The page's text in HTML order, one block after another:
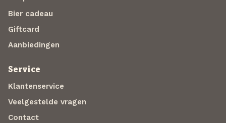
Bier cadeau
Giftcard
Aanbiedingen
Service
Klantenservice
Veelgestelde vragen
Contact